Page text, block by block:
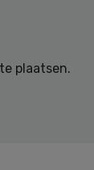
plaatsen.